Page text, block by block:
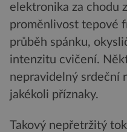
elektronika za chodu
proměnlivost tepové
průběh spánku,
intenzitu cvičení.
nepravidelný srdeční
jakékoli příznaky.
Takový nepřetržitý